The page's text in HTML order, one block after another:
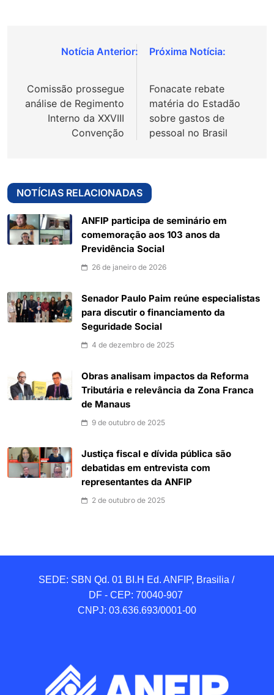
Navegação
Post
Comissão prossegue
análise de Regimento
Interno da XXVIII
Convenção
Fonacate rebate
matéria do Estadão
sobre gastos de
pessoal no Brasil
NOTÍCIAS RELACIONADAS
ANFIP participa de seminário em
comemoração aos 103 anos da
Previdência Social
26 de janeiro de 2026
Senador Paulo Paim reúne especialistas
para discutir o financiamento da
Seguridade Social
4 de dezembro de 2025
Obras analisam impactos da Reforma
Tributária e relevância da Zona Franca
de Manaus
9 de outubro de 2025
Justiça fiscal e dívida pública são
debatidas em entrevista com
representantes da ANFIP
2 de outubro de 2025
SEDE: SBN Qd. 01 BI.H Ed. ANFIP, Brasilia /
DF - CEP: 70040-907
CNPJ: 03.636.693/0001-00